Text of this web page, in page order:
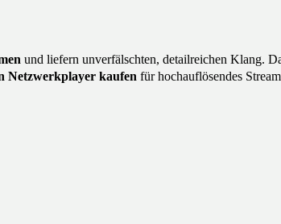
und liefern unverfälschten, detailreichen Klang.
Netzwerkplayer kaufen für hochauflösendes